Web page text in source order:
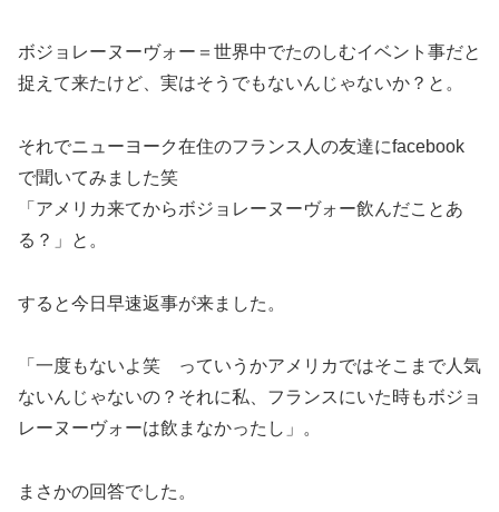
ボジョレーヌーヴォー＝世界中でたのしむイベント事だと
捉えて来たけど、実はそうでもないんじゃないか？ と。
それでニューヨーク在住のフランス人の友達にfacebook
で聞いてみました笑
「アメリカ来てからボジョレーヌーヴォー飲んだことあ
る？」と。
すると今日早速返事が来ました。
「一度もないよ笑 っていうかアメリカではそこまで人気
ないんじゃないの？それに私、フランスにいた時もボジョ
レーヌーヴォーは飲まなかったし」 。
まさかの回答でした。